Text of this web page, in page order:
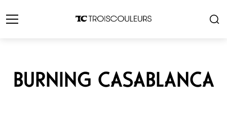
BURNING CASABLANCA